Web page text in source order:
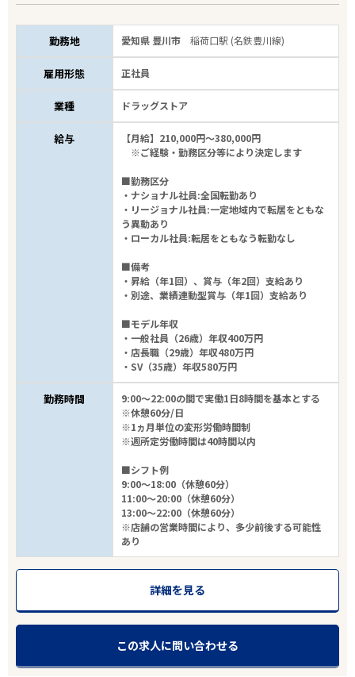
勤務地 愛知県 豊川市稲荷口駅 (名鉄豊川線)
雇用形態 正社員
業種 ドラッグストア
給与
【月給】210,000円～380,000円
※ご経験・勤務区分等により決定します
■勤務区分
・ナショナル社員:全国転勤あり
・リージョナル社員:一定地域内で転居をともな
う異動あり
・ローカル社員:転居をともなう転勤なし
■備考
・昇給（年1回）、賞与（年2回）支給あり
・別途、業績連動型賞与（年1回）支給あり
■モデル年収
・一般社員（26歳）年収400万円
・店長職（29歳）年収480万円
・SV（35歳）年収580万円
勤務時間
9:00～22:00の間で実働1日8時間を基本とする
※休憩60分/日
※1ヵ月単位の変形労働時間制
※週所定労働時間は40時間以内
■シフト例
9:00～18:00（休憩60分）
11:00～20:00（休憩60分）
13:00～22:00（休憩60分）
※店舗の営業時間により、多少前後する可能性
あり
詳細を見る
この求人に問い合わせる